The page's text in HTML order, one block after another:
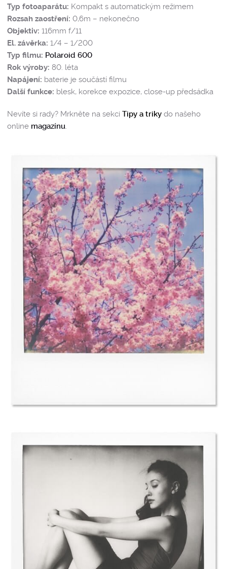
Typ fotoaparátu: Kompakt s automatickým režimem
Rozsah zaostření: 0,6m – nekonečno
Objektiv: 116mm f/11
El. závěrka: 1/4 – 1/200
Typ filmu: Polaroid 600
Rok výroby:80. léta
Napájení: baterie je součástí filmu
Další funkce: blesk, korekce expozice, close-up předsádka
Nevíte si rady? Mrkněte na sekciTipy a triky do našeho
online magazínu.